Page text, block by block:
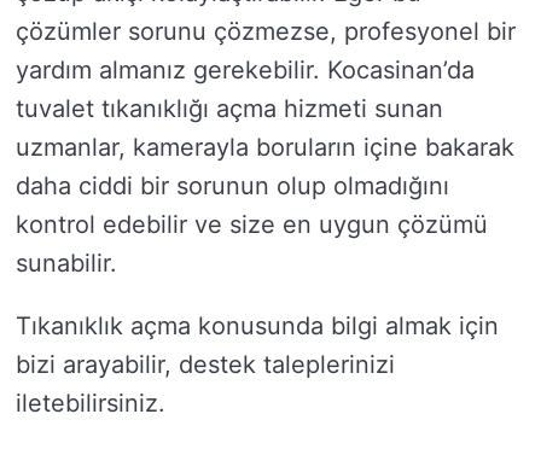
çözümler sorunu çözmezse, profesyonel bir
yardım almanız gerekebilir. Kocasinan’da
tuvalet tıkanıklığı açma hizmeti sunan
uzmanlar, kamerayla boruların içine bakarak
daha ciddi bir sorunun olup olmadığını
kontrol edebilir ve size en uygun çözümü
sunabilir.
Tıkanıklık açma konusunda bilgi almak için
bizi arayabilir, destek taleplerinizi
iletebilirsiniz.